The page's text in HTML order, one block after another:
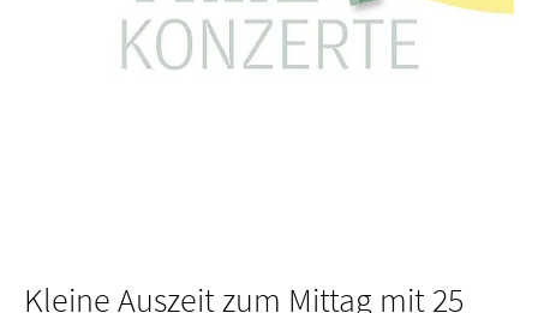
Kleine Auszeit zum Mittag mit 25